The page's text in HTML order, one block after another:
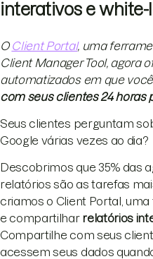
interativos e white-
O Client Portal, uma
Client Manager Tool, agora
automatizados em que
com seus clientes 24 horas
Seus clientes perguntam
Google várias vezes ao dia?
Descobrimos que 35% das
relatórios são as tarefas
criamos o Client Portal,
e compartilhar relatórios
Compartilhe com seus
acessem seus dados